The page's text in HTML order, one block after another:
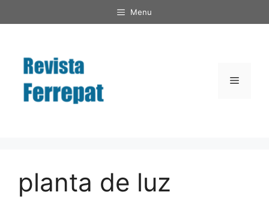
al
Menu
Menú
planta de luz